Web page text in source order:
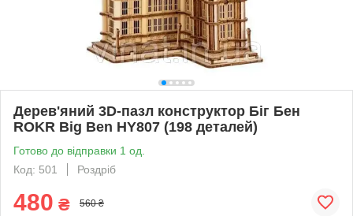
Дерев'яний 3D-пазл конструктор Біг Бен
ROKR Big Ben HY807 (198 деталей)
Готово до відправки 1 од.
Код: 501
Роздріб
480 ₴ 560 ₴